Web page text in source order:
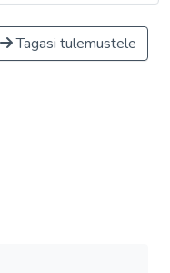
Tagasi tulemustele